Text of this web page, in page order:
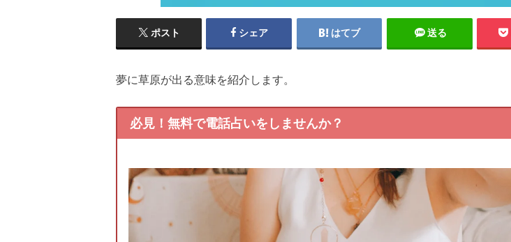
ポスト シェア はてブ 送る
夢に草原が出る意味を紹介します。
必見！無料で電話占いをしませんか？